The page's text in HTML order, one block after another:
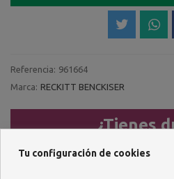
Referencia: 961664
Marca: RECKITT BENCKISER
¿Tienes
Llámanos
Tu configuración de cookies